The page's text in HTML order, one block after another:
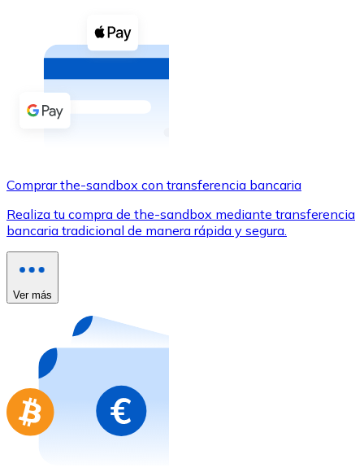
Compra criptomonedas con efectivo en tu tienda más
Comprar con efectivo
Transferencia SEPA
Utiliza tarjetas Visa y Mastercard para comprar
Comprar con tarjeta
Compra tarjetas regalo de tus marcas favoritas con
Ir a la tienda de tarjetas regalo
Comprar the-sandbox con transferencia bancaria
Realiza tu compra de the-sandbox mediante transferencia
bancaria tradicional de manera rápida y segura.
Ver más